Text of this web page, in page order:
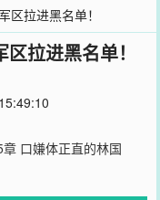
区拉进黑名单！
拉进黑名单！
口嫌体正直的林国